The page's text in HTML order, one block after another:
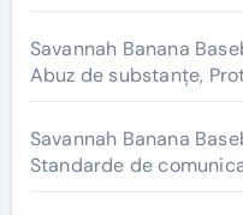
Savannah Banana
Abuz de substanțe,
Savannah Banana
Standarde de